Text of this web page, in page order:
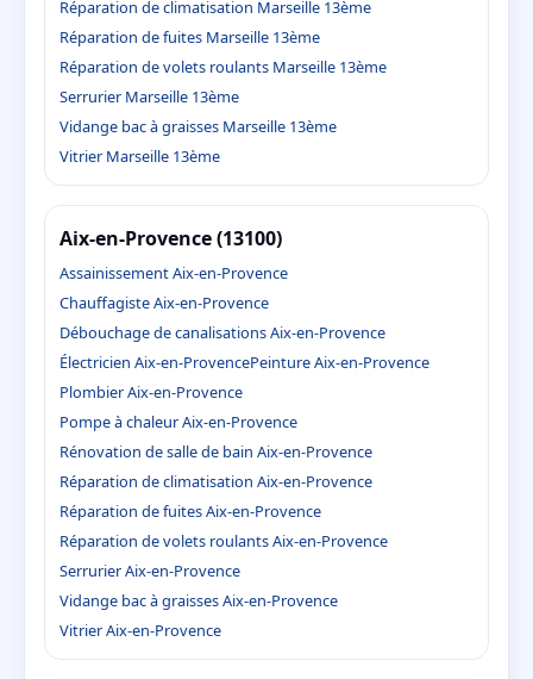
Réparation de climatisation Marseille 13ème
Réparation de fuites Marseille 13ème
Réparation de volets roulants Marseille 13ème
Serrurier Marseille 13ème
Vidange bac à graisses Marseille 13ème
Vitrier Marseille 13ème
Aix-en-Provence (13100)
Assainissement Aix-en-Provence
Chauffagiste Aix-en-Provence
Débouchage de canalisations Aix-en-Provence
Électricien Aix-en-ProvencePeinture Aix-en-Provence
Plombier Aix-en-Provence
Pompe à chaleur Aix-en-Provence
Rénovation de salle de bain Aix-en-Provence
Réparation de climatisation Aix-en-Provence
Réparation de fuites Aix-en-Provence
Réparation de volets roulants Aix-en-Provence
Serrurier Aix-en-Provence
Vidange bac à graisses Aix-en-Provence
Vitrier Aix-en-Provence